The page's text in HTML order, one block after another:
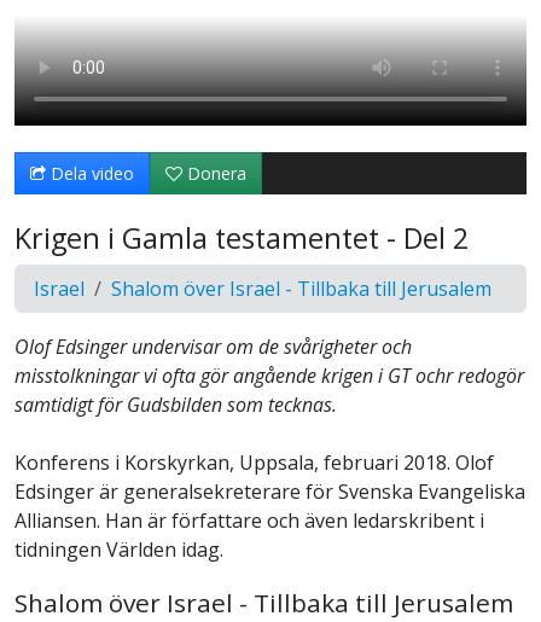
Dela video Donera
Krigen i Gamla testamentet - Del 2
Israel Shalom över Israel - Tillbaka till Jerusalem
Olof Edsinger undervisar om de svårigheter och
misstolkningar vi ofta gör angående krigen i GT ochr redogör
samtidigt för Gudsbilden som tecknas.
Konferens i Korskyrkan, Uppsala, februari 2018. Olof
Edsinger är generalsekreterare för Svenska Evangeliska
Alliansen. Han är författare och även ledarskribent i
tidningen Världen idag.
Shalom över Israel - Tillbaka till Jerusalem